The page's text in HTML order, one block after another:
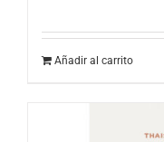
Añadir al carrito